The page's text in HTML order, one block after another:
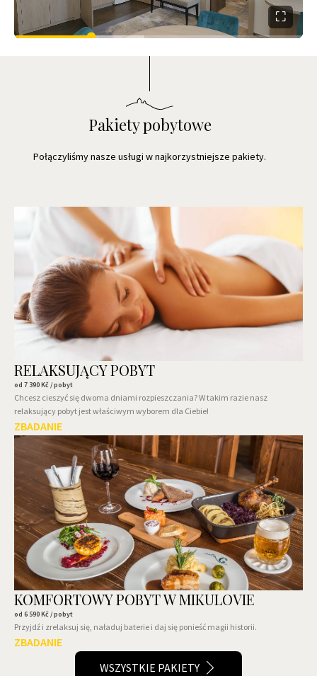
⛶
Pakiety pobytowe
Połączyliśmy nasze usługi w najkorzystniejsze pakiety.
RELAKSUJĄCY POBYT
od 7 390Kč / pobyt
Chcesz cieszyć się dwoma dniami rozpieszczania? W takim razie nasz
relaksujący pobyt jest właściwym wyborem dla Ciebie!
ZBADANIE
KOMFORTOWY POBYT W MIKULOVIE
od 6 590Kč / pobyt
Przyjdź i zrelaksuj się, naładuj baterie i daj się ponieść magii historii.
ZBADANIE
WSZYSTKIE PAKIETY